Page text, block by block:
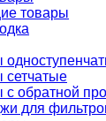
товары
сетчатые
с обратной
для